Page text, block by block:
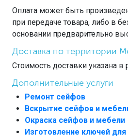
Оплата может быть
при передаче товара, либо в
основании предварительно
Доставка по территории
Стоимость доставки указана в
Дополнительные услуги
Ремонт сейфов
Вскрытие сейфов и
Окраска сейфов и мебели
Изготовление ключей